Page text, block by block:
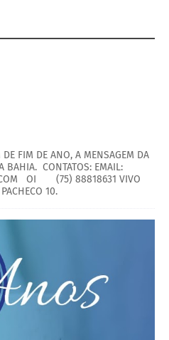
DE FIM DE ANO, A MENSAGEM DA
BAHIA. CONTATOS: EMAIL:
OI (75) 88818631 VIVO
10.